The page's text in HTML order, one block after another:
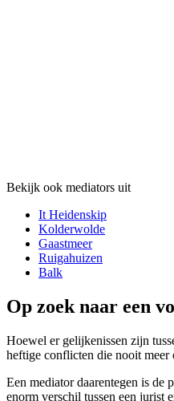
Bekijk ook mediators uit
It Heidenskip
Kolderwolde
Gaastmeer
Ruigahuizen
Balk
Op zoek naar een
Hoewel er gelijkenissen zijn
heftige conflicten die nooit
Een mediator daarentegen is de
enorm verschil tussen een jurist